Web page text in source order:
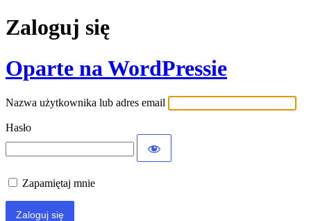
Zaloguj się
Oparte na WordPressie
Nazwa użytkownika lub adres email
Hasło
Zapamiętaj mnie